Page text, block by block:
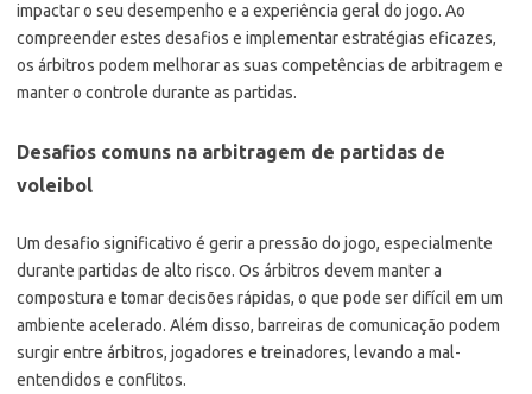
impactar o seu desempenho e a experiência geral do jogo. Ao
compreender estes desafios e implementar estratégias eficazes,
os árbitros podem melhorar as suas competências de arbitragem e
manter o controle durante as partidas.
Desafios comuns na arbitragem de partidas de
voleibol
Um desafio significativo é gerir a pressão do jogo, especialmente
durante partidas de alto risco. Os árbitros devem manter a
compostura e tomar decisões rápidas, o que pode ser difícil em um
ambiente acelerado. Além disso, barreiras de comunicação podem
surgir entre árbitros, jogadores e treinadores, levando a mal-
entendidos e conflitos.